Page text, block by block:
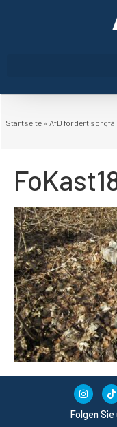
Startseite » AfD fordert
Folgen